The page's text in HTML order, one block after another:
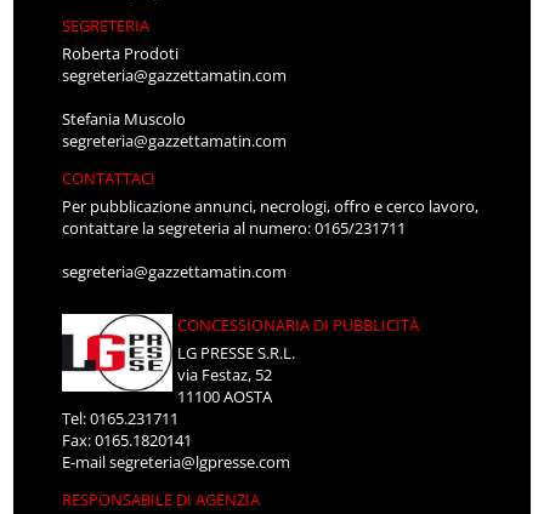
SEGRETERIA
Roberta Prodoti
segreteria@gazzettamatin.com
Stefania Muscolo
segreteria@gazzettamatin.com
CONTATTACI
Per pubblicazione annunci, necrologi, offro e cerco lavoro,
contattare la segreteria al numero: 0165/231711
segreteria@gazzettamatin.com
CONCESSIONARIA DI PUBBLICITÀ
LG PRESSE S.R.L.
via Festaz, 52
11100 AOSTA
Tel: 0165.231711
Fax: 0165.1820141
E-mailsegreteria@lgpresse.com
RESPONSABILE DI AGENZIA